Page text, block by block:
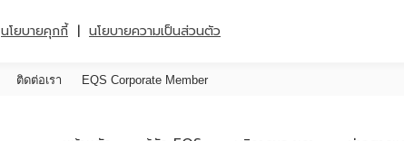
ติดต่อเรา EQS Corporate Member
นโยบายคุกกี้ | นโยบายความเป็นส่วนตัว